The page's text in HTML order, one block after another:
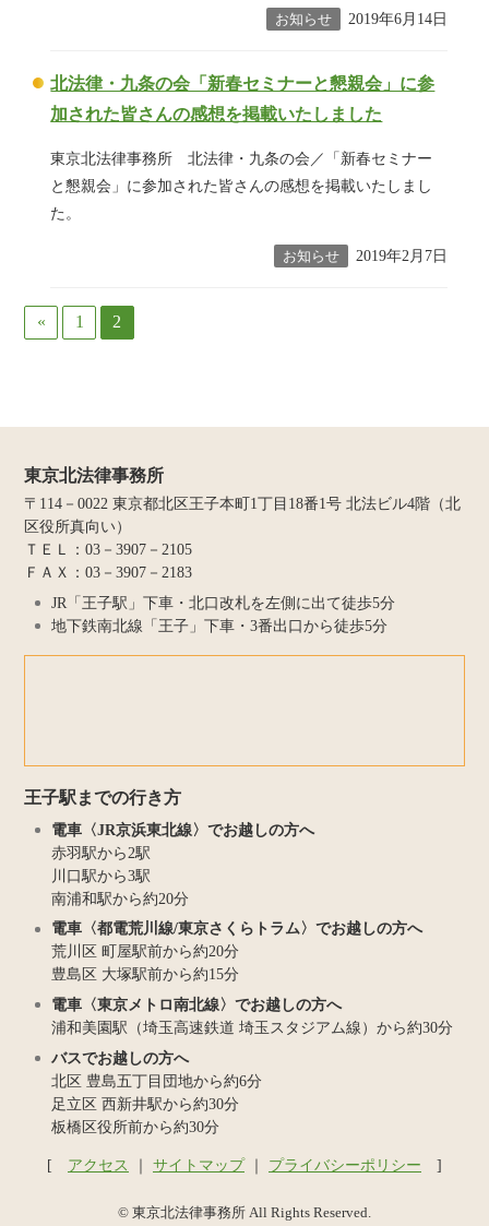
お知らせ 2019年6月14日
北法律・九条の会「新春セミナーと懇親会」に参
加された皆さんの感想を掲載いたしました
東京北法律事務所 北法律・九条の会／「新春セミナー
と懇親会」に参加された皆さんの感想を掲載いたしまし
た。
お知らせ 2019年2月7日
« 1 2
東京北法律事務所
〒114－0022 東京都北区王子本町1丁目18番1号 北法ビル4階（北
区役所真向い）
ＴＥＬ：03－3907－2105
ＦＡＸ：03－3907－2183
JR「王子駅」下車・北口改札を左側に出て徒歩5分
地下鉄南北線「王子」下車・3番出口から徒歩5分
王子駅までの行き方
電車〈JR京浜東北線〉でお越しの方へ
赤羽駅から2駅
川口駅から3駅
南浦和駅から約20分
電車〈都電荒川線/東京さくらトラム〉でお越しの方へ
荒川区 町屋駅前から約20分
豊島区 大塚駅前から約15分
電車〈東京メトロ南北線〉でお越しの方へ
浦和美園駅（埼玉高速鉄道 埼玉スタジアム線）から約30分
バスでお越しの方へ
北区 豊島五丁目団地から約6分
足立区 西新井駅から約30分
板橋区役所前から約30分
アクセス ｜ サイトマップ｜ プライバシーポリシー
© 東京北法律事務所 All Rights Reserved.